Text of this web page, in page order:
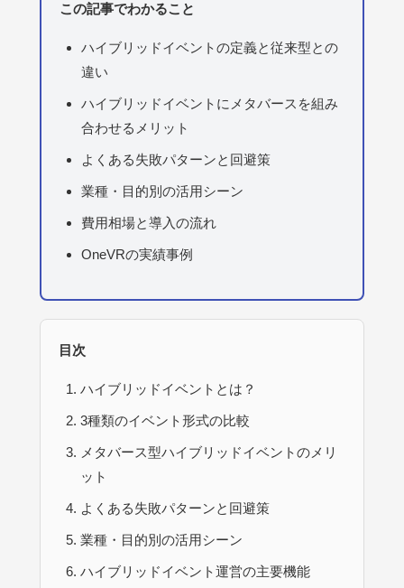
この記事でわかること
ハイブリッドイベントの定義と従来型との
違い
ハイブリッドイベントにメタバースを組み
合わせるメリット
よくある失敗パターンと回避策
業種・目的別の活用シーン
費用相場と導入の流れ
OneVRの実績事例
目次
ハイブリッドイベントとは？
3種類のイベント形式の比較
メタバース型ハイブリッドイベントのメリ
ット
よくある失敗パターンと回避策
業種・目的別の活用シーン
ハイブリッドイベント運営の主要機能